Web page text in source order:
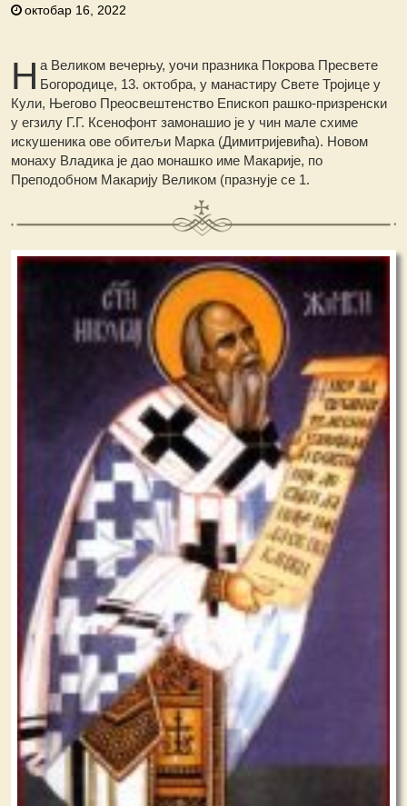
октобар 16, 2022
Н а Великом вечерњу, уочи празника Покрова Пресвете
Богородице, 13. октобра, у манастиру Свете Тројице у
Кули, Његово Преосвештенство Епископ рашко-призренски
у егзилу Г.Г. Ксенофонт замонашио је у чин мале схиме
искушеника ове обитељи Марка (Димитријевића). Новом
монаху Владика је дао монашко име Макарије, по
Преподобном Макарију Великом (празнује се 1.